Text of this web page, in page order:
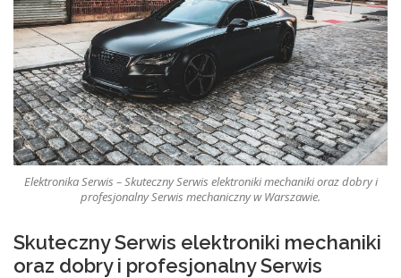
Elektronika Serwis – Skuteczny Serwis elektroniki mechaniki oraz dobry i
profesjonalny Serwis mechaniczny w Warszawie.
Skuteczny Serwis elektroniki mechaniki
oraz dobry i profesjonalny Serwis